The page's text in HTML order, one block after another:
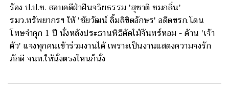
ร้อง ป.ป.ช. สอบคดีฝ่าฝืนจริยธรรม 'สุชาติ ชมกลิ่น'
รมว.ทรัพยากรฯ ให้ 'ชัยวัฒน์ ลิ้มลิขิตอักษร' อดีตขรก.โดน
โทษจำคุก 1 ปี นั่งหลังประธานพิธีตัดไม้จันทร์หอม - ด้าน 'เจ้า
ตัว' แจงทุกคนเข้าร่วมงานได้ เพราะเป็นงานแสดงความจงรัก
ภักดี จนท.ให้นั่งตรงไหนก็นั่ง